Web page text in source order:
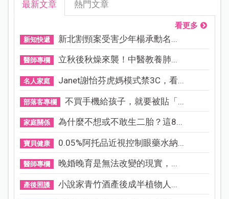
最新文章 熱門文章
看更多
新知快遞 新北割頸案受害少年楊承勳名...
醫師專欄 立秋後秋燥來襲！中醫教養肺...
名人家庭 Janet謝怡芬虎媽模式禁3C，看...
部落客專欄 不買手機給孩子，就要被貼「...
家庭關係 為什麼不想或不敢生二胎？這8...
寶貝健康 0.05%阿托品近視控制眼藥水納...
醫師專欄 晚婚晚育是無法改變的現實，...
產後照護 小說家青竹酒產後成半植物人...